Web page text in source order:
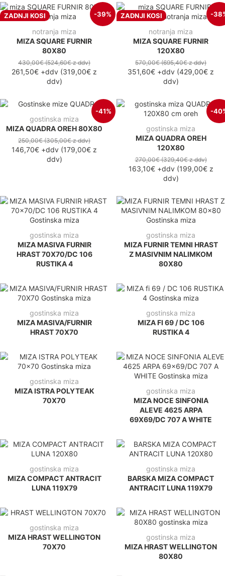
ZADNJI KOSI -39%
notranja miza
MIZA SQUARE FURNIR
80X80
430,00€(524,60€z ddv)
261,50€ +ddv (319,00€ z
ddv)
ZADNJI KOSI -
notranja miza
MIZA SQUARE FURNIR
120X80
570,00€(695,40€z ddv)
351,60€ +ddv (429,00€ z
ddv)
-41%
gostinska miza
MIZA QUADRA OREH 80X80
250,00€(305,00€z ddv)
146,70€ +ddv (179,00€ z
ddv)
-
gostinska miza
MIZA QUADRA OREH
120X80
270,00€(329,40€z ddv)
163,10€+ddv(199,00€z
ddv)
gostinska miza
MIZA MASIVA FURNIR
HRAST 70X70/DC 106
RUSTIKA 4
gostinska miza
MIZA FURNIR TEMNI HRAST
Z MASIVNIM NALIMKOM
80X80
gostinska miza
MIZA MASIVA/FURNIR
HRAST 70X70
gostinska miza
MIZA FI 69 / DC 106
RUSTIKA 4
gostinska miza
MIZA ISTRA POLYTEAK
70X70
gostinska miza
MIZA NOCE SINFONIA
ALEVE 4625 ARPA
69X69/DC 707 A WHITE
gostinska miza
MIZA COMPACT ANTRACIT
LUNA 119X79
gostinska miza
BARSKA MIZA COMPACT
ANTRACIT LUNA 119X79
gostinska miza
MIZA HRAST WELLINGTON
70X70
gostinska miza
MIZA HRAST WELLINGTON
80X80